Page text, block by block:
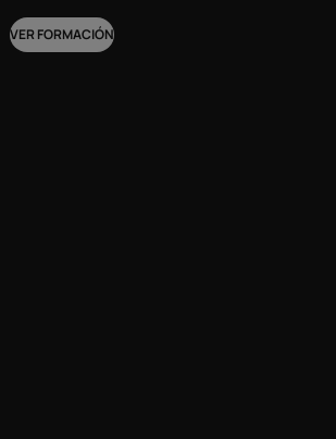
VER FORMACIÓN